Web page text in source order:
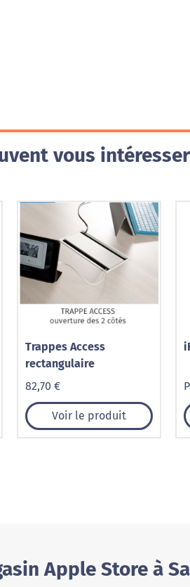
vous intéresser
Trappes Access
rectangulaire
82,70 €
Voir le produit
Apple Store à